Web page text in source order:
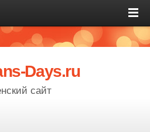
Days.ru
сайт